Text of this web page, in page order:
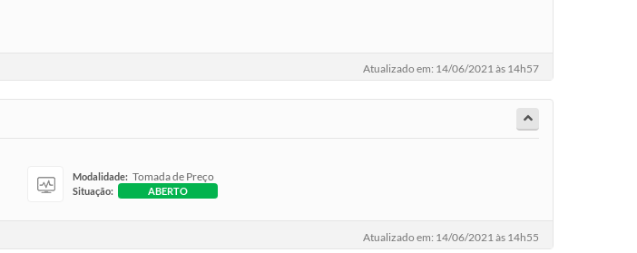
Atualizado em: 14/06/2021 às 14h57
Modalidade: Tomada de Preço
Situação: ABERTO
Atualizado em: 14/06/2021 às 14h55